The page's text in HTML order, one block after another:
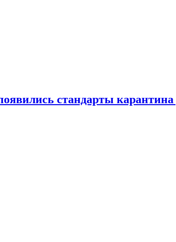
стандарты